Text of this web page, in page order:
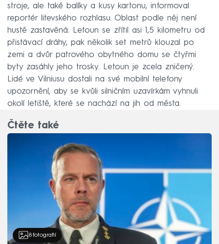
stroje, ale také balíky a kusy kartonu, informoval
reportér litevského rozhlasu. Oblast podle něj není
hustě zastavěná. Letoun se zřítil asi 1,5 kilometru od
přistávací dráhy, pak několik set metrů klouzal po
zemi a dvůr patrového obytného domu se čtyřmi
byty zasáhly jeho trosky. Letoun je zcela zničený.
Lidé ve Vilniusu dostali na své mobilní telefony
upozornění, aby se kvůli silničním uzavírkám vyhnuli
okolí letiště, které se nachází na jih od města.
Čtěte také
8 fotografií